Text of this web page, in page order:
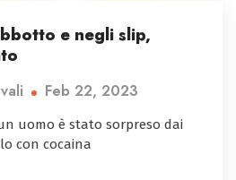
e negli slip,
Feb 22, 2023
uomo è stato sorpreso dai
con cocaina